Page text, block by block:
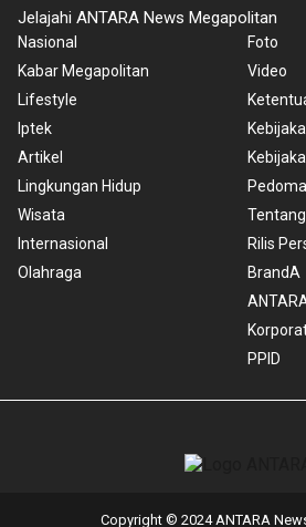
Jelajahi ANTARA News Megapolitan
Nasional
Kabar Megapolitan
Lifestyle
Iptek
Artikel
Lingkungan Hidup
Wisata
Internasional
Olahraga
Foto
Video
Rilis
BrandA
PPID
Copyright © 2024 ANTARA